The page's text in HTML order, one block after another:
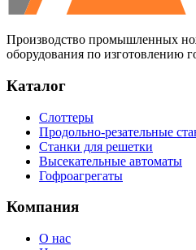
Производство промышленных
оборудования по изготовлению
Каталог
Слоттеры
Продольно-резательные
Станки для решетки
Высекательные автоматы
Гофроагрегаты
Компания
О нас